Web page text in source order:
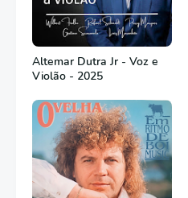
Altemar Dutra Jr - Voz e
Violão - 2025